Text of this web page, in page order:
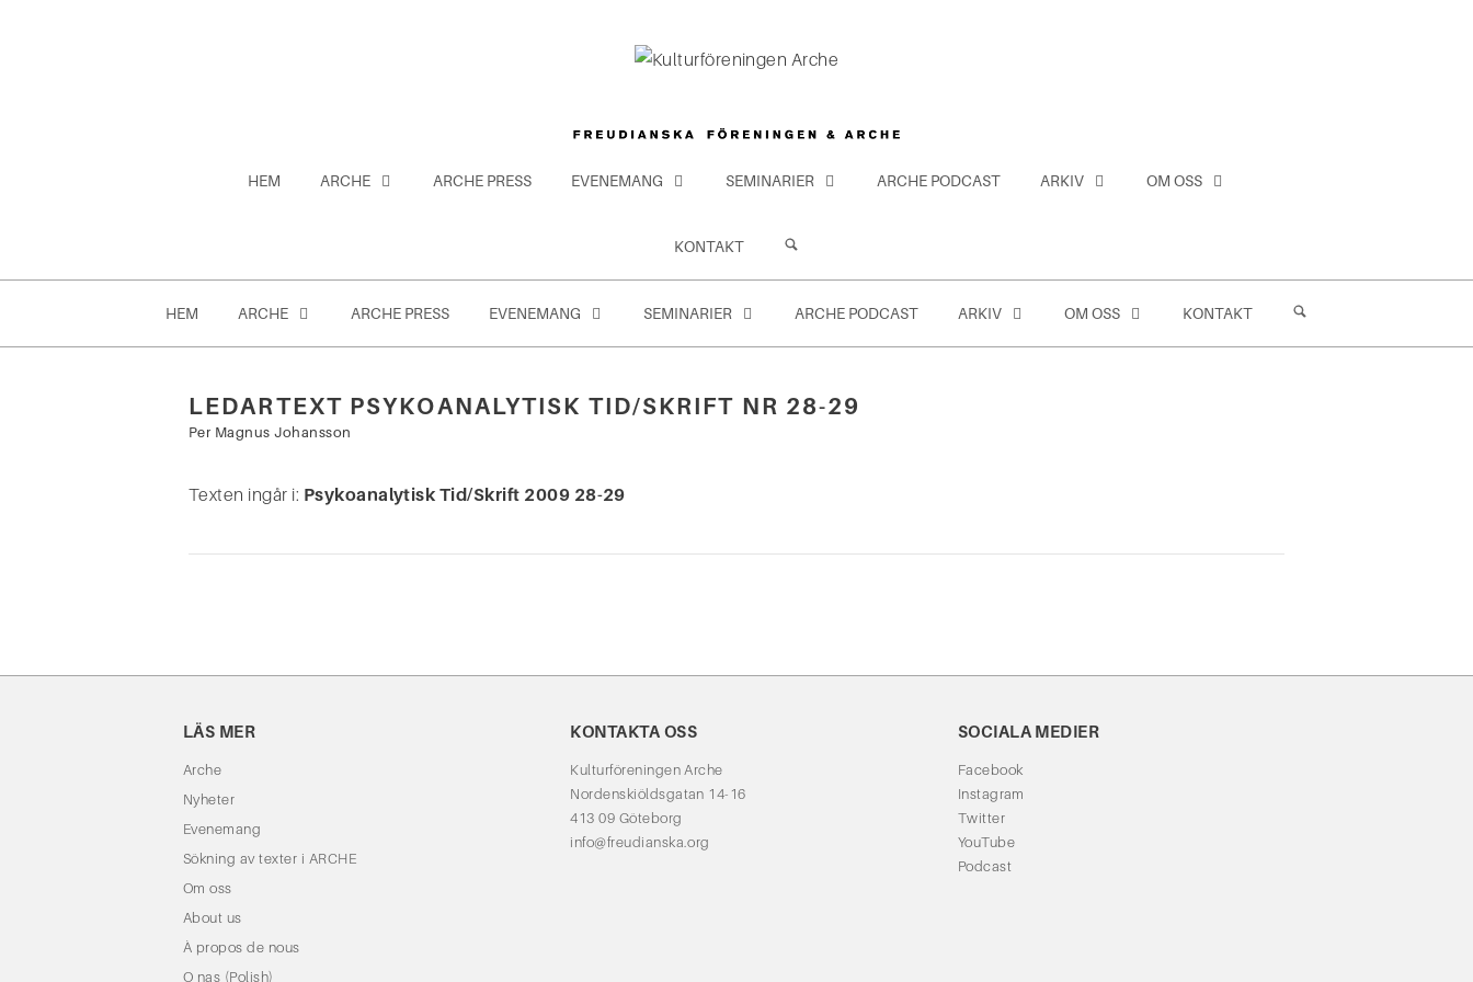
HEM ARCHE ARCHE PRESS EVENEMANG SEMINARIER ARCHE PODCAST ARKIV OM OSS
KONTAKT
HEM ARCHE ARCHE PRESS EVENEMANG SEMINARIER ARCHE PODCAST ARKIV OM OSS KONTAKT
Sök
LEDARTEXT PSYKOANALYTISK TID/SKRIFT NR 28-29
Per Magnus Johansson
Texten ingår i: Psykoanalytisk Tid/Skrift 2009 28-29
LÄS MER
Arche
Nyheter
Evenemang
Sökning av texter i ARCHE
Om oss
About us
À propos de nous
O nas (Polish)
KONTAKTA OSS
Kulturföreningen Arche
Nordenskiöldsgatan 14-16
413 09 Göteborg
info@freudianska.org
SOCIALA MEDIER
Facebook
Instagram
Twitter
YouTube
Podcast